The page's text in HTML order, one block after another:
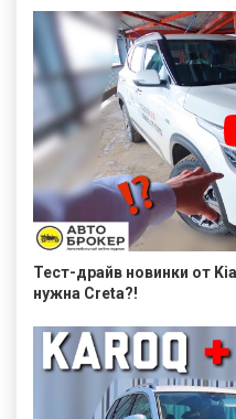
Тест-драйв новинки от
нужна Creta?!